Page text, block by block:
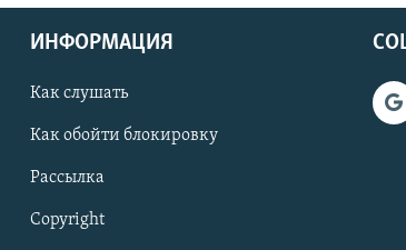
ИНФОРМАЦИЯ
Как слушать
Как обойти блокировку
Рассылка
Copyright